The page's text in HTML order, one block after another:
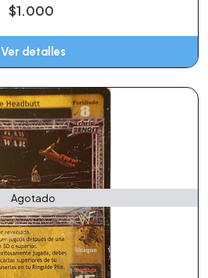
$1.000
Ver detalles
Agotado